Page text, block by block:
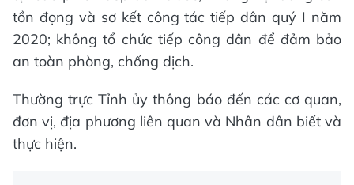
tồn đọng và sơ kết công tác tiếp dân quý I năm
2020; không tổ chức tiếp công dân để đảm bảo
an toàn phòng, chống dịch.
Thường trực Tỉnh ủy thông báo đến các cơ quan,
đơn vị, địa phương liên quan và Nhân dân biết và
thực hiện.